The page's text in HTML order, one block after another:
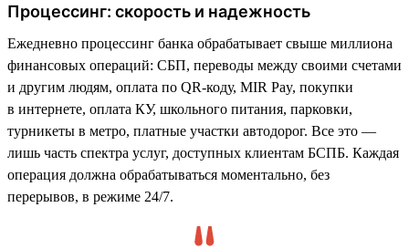
Процессинг: скорость и надежность
Ежедневно процессинг банка обрабатывает свыше миллиона
финансовых операций: СБП, переводы между своими счетами
и другим людям, оплата по QR-коду, MIR Pay, покупки
в интернете, оплата КУ, школьного питания, парковки,
турникеты в метро, платные участки автодорог. Все это —
лишь часть спектра услуг, доступных клиентам БСПБ. Каждая
операция должна обрабатываться моментально, без
перерывов, в режиме 24/7.